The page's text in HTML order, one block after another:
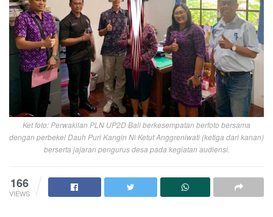
Ket foto: Perwakilan PLN UP2D Bali berkesempatan berfoto bersama
dengan perbekel Dauh Puri Kangin Ni Ketut Anggreniwati (ketiga dari kanan)
berserta jajaran pengurus desa pada kegiatan audiensi.
166
VIEWS